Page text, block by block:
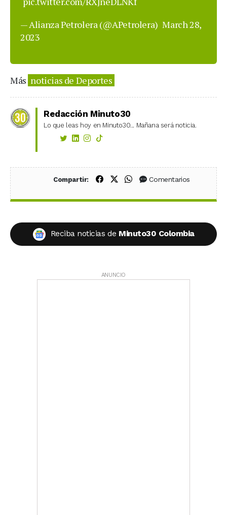
— Alianza Petrolera (@APetrolera) March 28,
2023
Más noticias de Deportes
Redacción Minuto30
Lo que leas hoy en Minuto30... Mañana será noticia.
Compartir: Compartir en Facebook
Compartir en X (Twitter)
Compartir en WhatsApp
Comentarios
Reciba noticias de Minuto30 Colombia
ANUNCIO